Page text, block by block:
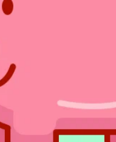
Wartością
Obejmuje ona
z zakupem
opłaty notarialne
czynności
prowadzić
zapłaty pierwszej
zapłacone w tym
początkowej.